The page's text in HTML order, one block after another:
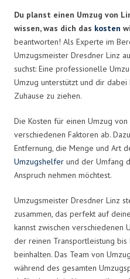
Du planst einen Umzug von
wissen, was dich das kosten
beantworten! Als Experte im
Umzugsmeister Dresdner Linz
suchst: Eine professionelle
Umzug unterstützt und dir
Zuhause zu ziehen.
Die Kosten für einen Umzug
verschiedenen Faktoren ab.
Entfernung, die Menge und Art
Umzugshelfer und der Umfang
Anspruch nehmen möchtest.
Umzugsmeister Dresdner Linz
zusammen, das perfekt auf
kannst zwischen verschiedenen
der reinen Transportleistung
beinhalten. Das Team von
während des gesamten